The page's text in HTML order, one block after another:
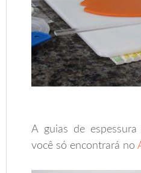
A guias de
você só encontrará no